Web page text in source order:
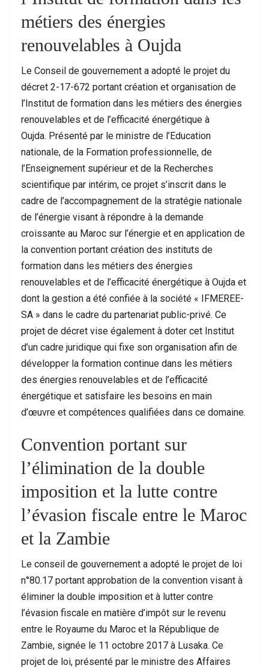
métiers des énergies
renouvelables à Oujda
Le Conseil de gouvernement a adopté le projet du
décret 2-17-672 portant création et organisation de
l’Institut de formation dans les métiers des énergies
renouvelables et de l’efficacité énergétique à
Oujda. Présenté par le ministre de l’Education
nationale, de la Formation professionnelle, de
l’Enseignement supérieur et de la Recherches
scientifique par intérim, ce projet s’inscrit dans le
cadre de l’accompagnement de la stratégie nationale
de l’énergie visant à répondre à la demande
croissante au Maroc sur l’énergie et en application de
la convention portant création des instituts de
formation dans les métiers des énergies
renouvelables et de l’efficacité énergétique à Oujda et
dont la gestion a été confiée à la société « IFMEREE-
SA » dans le cadre du partenariat public-privé. Ce
projet de décret vise également à doter cet Institut
d’un cadre juridique qui fixe son organisation afin de
développer la formation continue dans les métiers
des énergies renouvelables et de l’efficacité
énergétique et satisfaire les besoins en main
d’œuvre et compétences qualifiées dans ce domaine.
Convention portant sur
l’élimination de la double
imposition et la lutte contre
l’évasion fiscale entre le Maroc
et la Zambie
Le conseil de gouvernement a adopté le projet de loi
n°80.17 portant approbation de la convention visant à
éliminer la double imposition et à lutter contre
l’évasion fiscale en matière d’impôt sur le revenu
entre le Royaume du Maroc et la République de
Zambie, signée le 11 octobre 2017 à Lusaka. Ce
projet de loi, présenté par le ministre des Affaires